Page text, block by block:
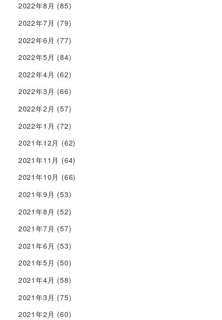
2022年8月 (85)
2022年7月 (79)
2022年6月 (77)
2022年5月 (84)
2022年4月 (62)
2022年3月 (66)
2022年2月 (57)
2022年1月 (72)
2021年12月 (62)
2021年11月 (64)
2021年10月 (66)
2021年9月 (53)
2021年8月 (52)
2021年7月 (57)
2021年6月 (53)
2021年5月 (50)
2021年4月 (58)
2021年3月 (75)
2021年2月 (60)